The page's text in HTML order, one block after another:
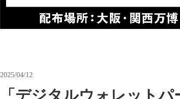
2025/04/12
「デジタルウォレット